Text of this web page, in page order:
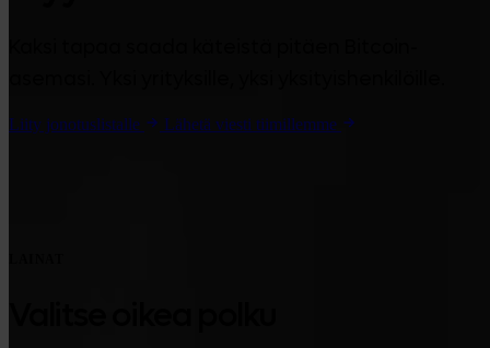
Liity jonotuslistalle Lähetä viesti tiimillemme